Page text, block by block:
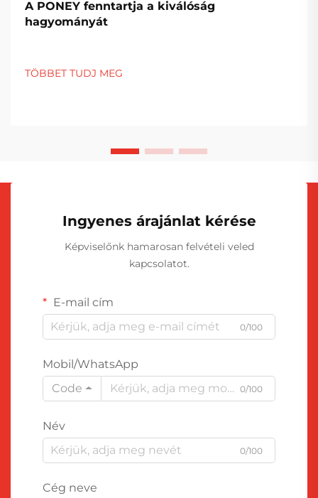
A PONEY fenntartja a kiválóság
hagyományát
TÖBBET TUDJ MEG
Ingyenes árajánlat kérése
Képviselőnk hamarosan felvételi veled
kapcsolatot.
E-mail cím
0/100
Mobil/WhatsApp
Code
0/100
Név
0/100
Cég neve